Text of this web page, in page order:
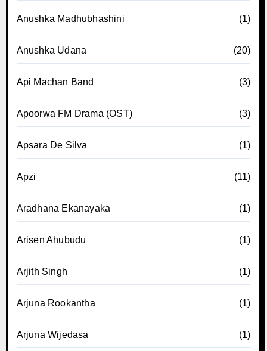
Anushka Madhubhashini (1)
Anushka Udana (20)
Api Machan Band (3)
Apoorwa FM Drama (OST) (3)
Apsara De Silva (1)
Apzi (11)
Aradhana Ekanayaka (1)
Arisen Ahubudu (1)
Arjith Singh (1)
Arjuna Rookantha (1)
Arjuna Wijedasa (1)